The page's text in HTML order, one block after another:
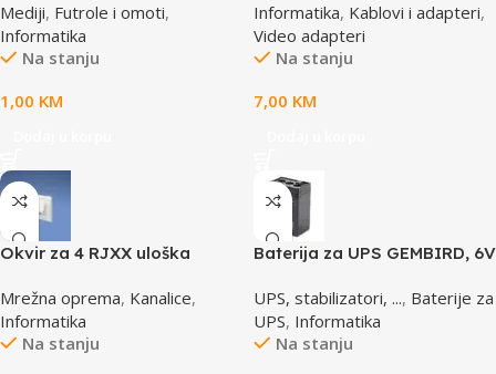
Mediji, Futrole i omoti,
Informatika
Na stanju
1,00 KM
Informatika, Kablovi i adapteri,
Video adapteri
Na stanju
7,00 KM
Okvir za 4 RJXX uloška
Mrežna oprema, Kanalice,
Informatika
Na stanju
Baterija za UPS GEMBIRD, 6V
UPS, stabilizatori, ..., Baterije za
UPS, Informatika
Na stanju